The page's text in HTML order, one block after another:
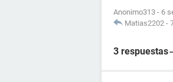
Anonimo313 - 6
Matias2202 -
3 respuestas